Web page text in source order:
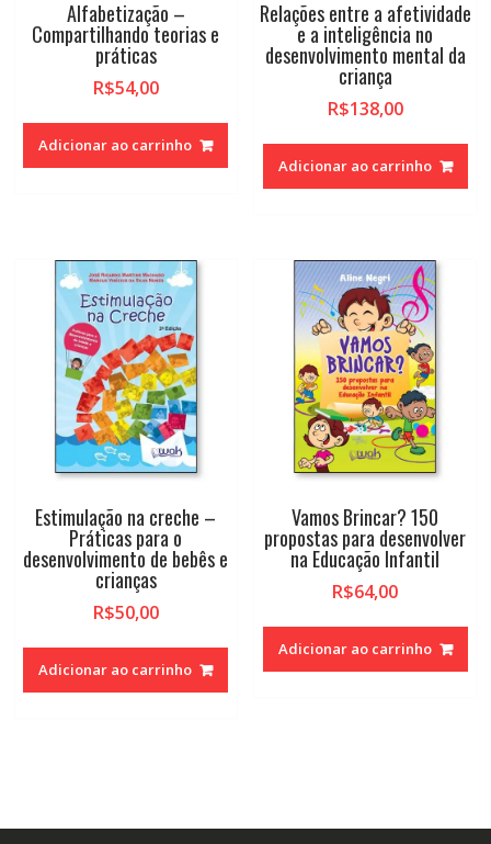
Alfabetização –
Compartilhando teorias e
práticas
R$54,00
Adicionar ao carrinho
Relações entre a afetividade
e a inteligência no
desenvolvimento mental da
criança
R$138,00
Adicionar ao carrinho
Estimulação na creche –
Práticas para o
desenvolvimento de bebês e
crianças
R$50,00
Adicionar ao carrinho
Vamos Brincar? 150
propostas para desenvolver
na Educação Infantil
R$64,00
Adicionar ao carrinho